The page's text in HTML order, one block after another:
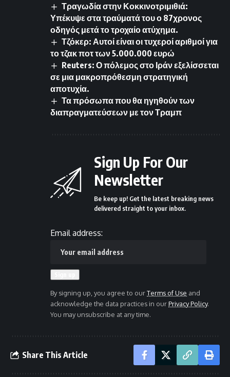
Τραγωδία στην Κοκκινοτριμιθιά:
Υπέκυψε στα τραύματά του ο 87χρονος
οδηγός μετά το τροχαίο ατύχημα.
Τζόκερ: Αυτοί είναι οι τυχεροί αριθμοί για
το τζακ ποτ των 5.000.000 ευρώ
Reuters: Ο πόλεμος στο Ιράν εξελίσσεται
σε μια μακροπρόθεσμη στρατηγική
αποτυχία.
Τα πρόσωπα που θα ηγηθούν των
διαπραγματεύσεων με τον Τραμπ
Sign Up For Our
Newsletter
Be keep up! Get the latest breaking news
delivered straight to your inbox.
Email address:
By signing up, you agree to ourTerms of Use and
acknowledge the data practices in ourPrivacy Policy.
You may unsubscribe at any time.
Share This Article